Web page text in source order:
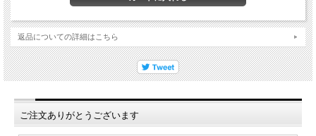
返品についての詳細はこちら
ご注文ありがとうございます